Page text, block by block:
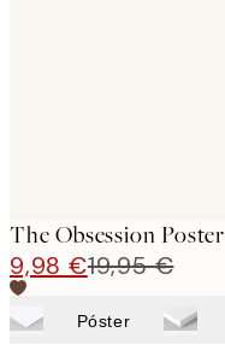
The Obsession Poster
9,98 €19,95 €
Póster